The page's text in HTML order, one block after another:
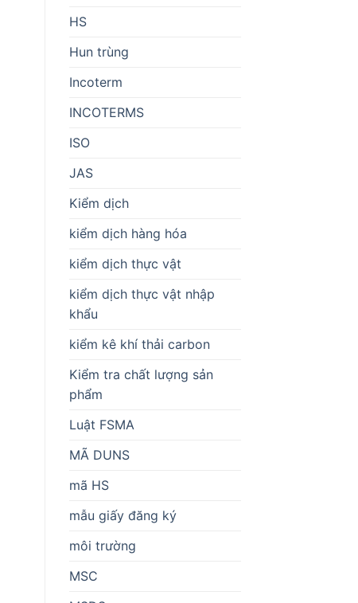
HS
Hun trùng
Incoterm
INCOTERMS
ISO
JAS
Kiểm dịch
kiểm dịch hàng hóa
kiểm dịch thực vật
kiểm dịch thực vật nhập
khẩu
kiểm kê khí thải carbon
Kiểm tra chất lượng sản
phẩm
Luật FSMA
MÃ DUNS
mã HS
mẫu giấy đăng ký
môi trường
MSC